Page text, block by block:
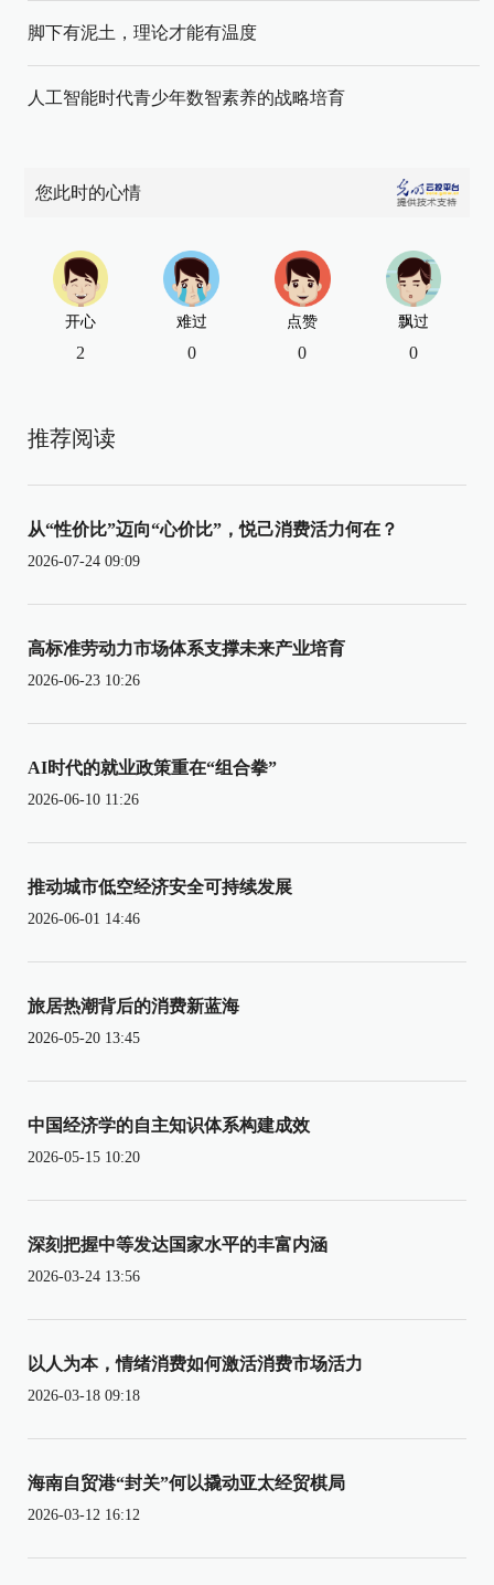
脚下有泥土，理论才能有温度
人工智能时代青少年数智素养的战略培育
您此时的心情
开心
2
难过
0
点赞
0
飘过
0
推荐阅读
从“性价比”迈向“心价比”，悦己消费活力何在？
2026-07-24 09:09
高标准劳动力市场体系支撑未来产业培育
2026-06-23 10:26
AI时代的就业政策重在“组合拳”
2026-06-10 11:26
推动城市低空经济安全可持续发展
2026-06-01 14:46
旅居热潮背后的消费新蓝海
2026-05-20 13:45
中国经济学的自主知识体系构建成效
2026-05-15 10:20
深刻把握中等发达国家水平的丰富内涵
2026-03-24 13:56
以人为本，情绪消费如何激活消费市场活力
2026-03-18 09:18
海南自贸港“封关”何以撬动亚太经贸棋局
2026-03-12 16:12